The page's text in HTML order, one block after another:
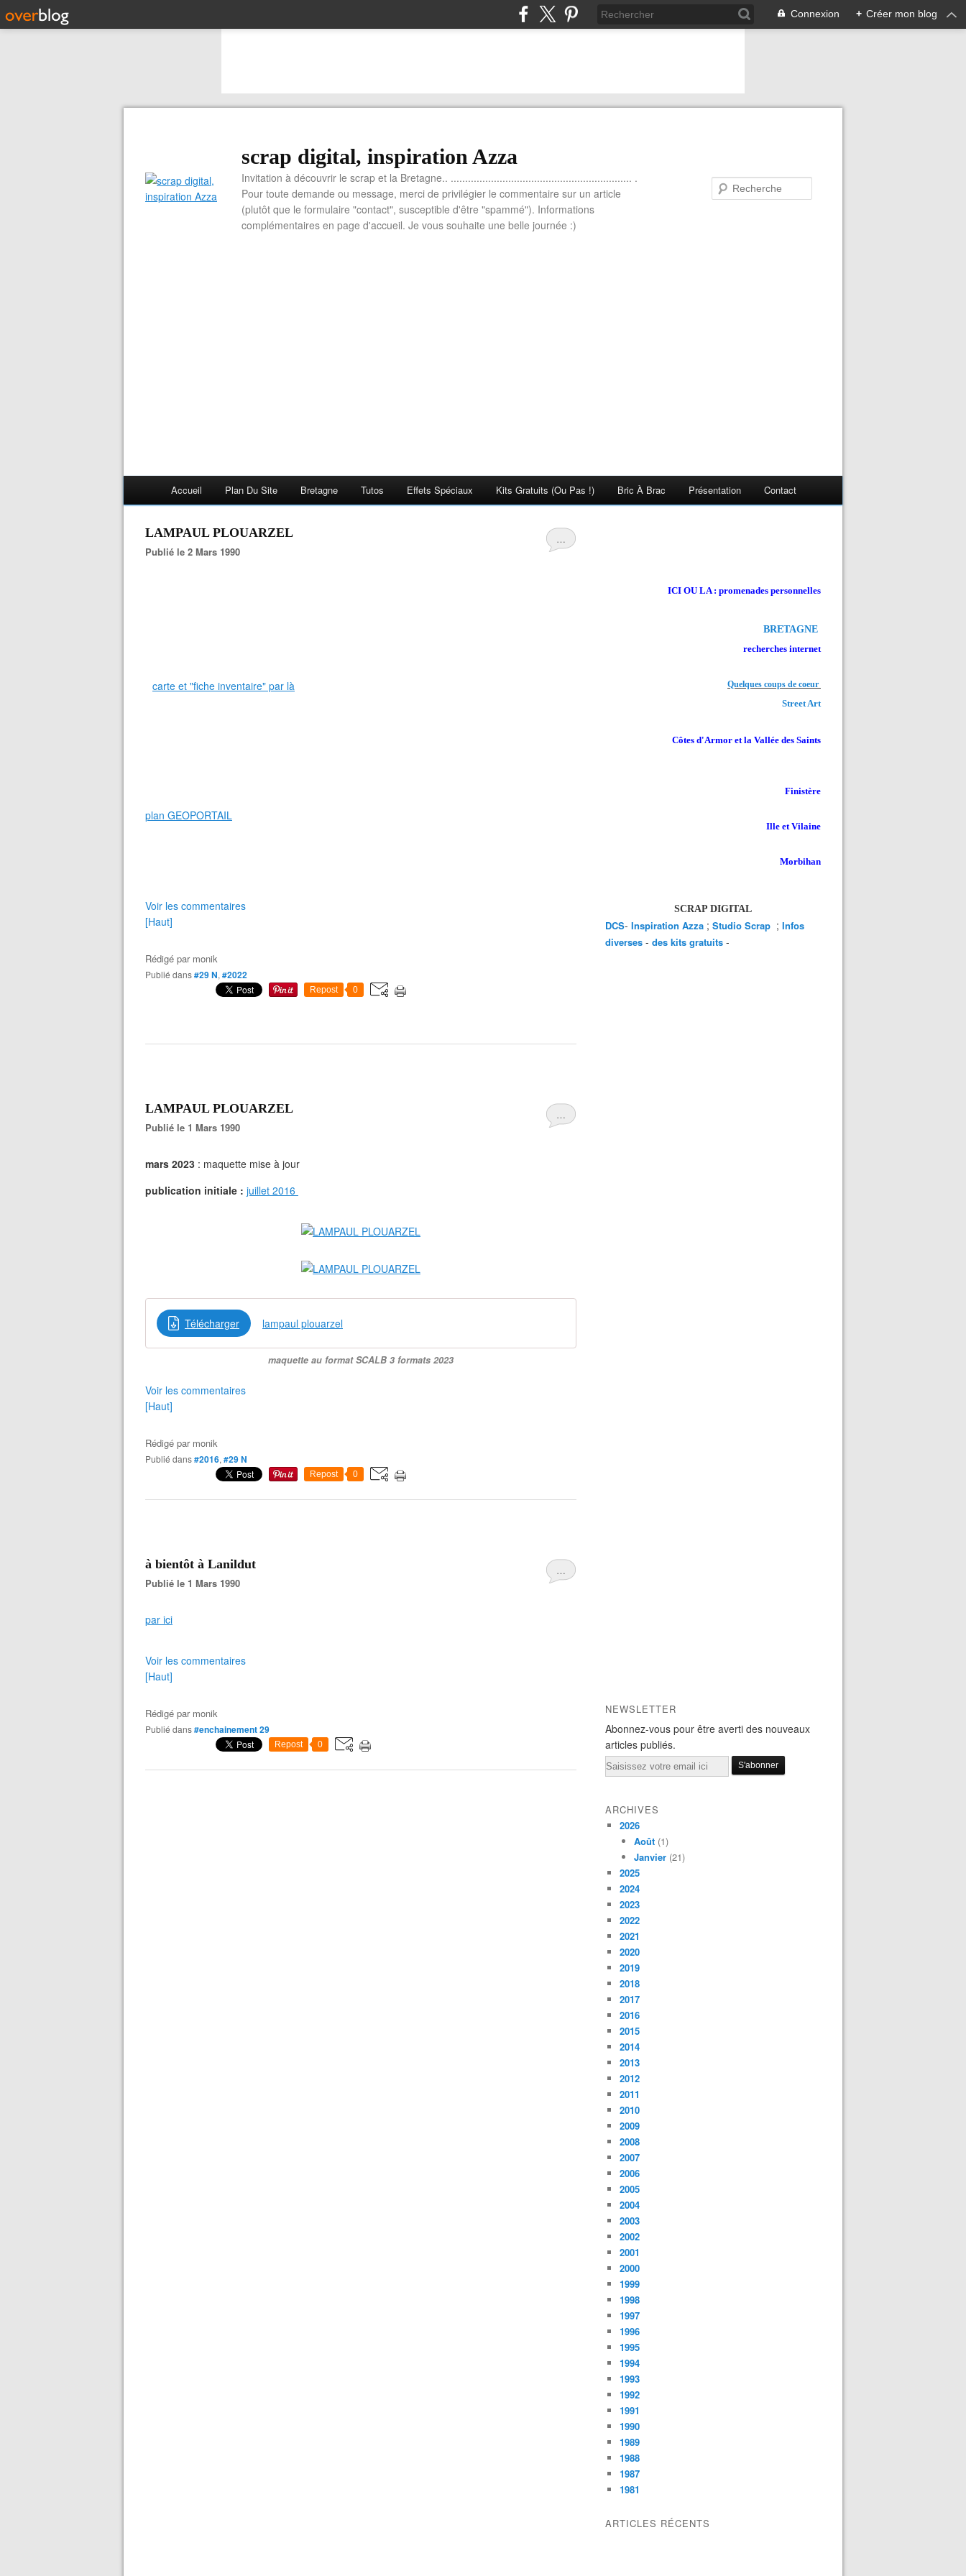
Connexion + Créer mon blog
scrap digital, inspiration Azza
Invitation à découvrir le scrap et la Bretagne.. ............................................................... .
Pour toute demande ou message, merci de privilégier le commentaire sur un article
(plutôt que le formulaire "contact", susceptible d'être "spammé"). Informations
complémentaires en page d'accueil. Je vous souhaite une belle journée :)
Accueil Plan Du Site Bretagne Tutos Effets Spéciaux Kits Gratuits (ou Pas !) Bric À Brac Présentation Contact
…
LAMPAUL PLOUARZEL
Publié le 2 Mars 1990
carte et "fiche inventaire" par là
plan GEOPORTAIL
Voir les commentaires
[Haut]
Rédigé par monik
Publié dans#29 N, #2022
Repost 0
…
LAMPAUL PLOUARZEL
Publié le 1 Mars 1990
mars 2023 : maquette mise à jour
publication initiale : juillet 2016
Télécharger lampaul plouarzel
maquette au format SCALB 3 formats 2023
Voir les commentaires
[Haut]
Rédigé par monik
Publié dans#2016, #29 N
Repost 0
…
à bientôt à Lanildut
Publié le 1 Mars 1990
par ici
Voir les commentaires
[Haut]
Rédigé par monik
Publié dans#enchainement 29
Repost 0
ICI OU LA : promenades personnelles
BRETAGNE
recherches internet
Quelques coups de coeur
Street Art
Côtes d'Armor et la Vallée des Saints
Finistère
Ille et Vilaine
Morbihan
SCRAP DIGITAL
DCS- Inspiration Azza ; Studio Scrap ; Infos
diverses - des kits gratuits -
NEWSLETTER
Abonnez-vous pour être averti des nouveaux
articles publiés.
Email
ARCHIVES
2026
Août (1)
Janvier (21)
2025
2024
2023
2022
2021
2020
2019
2018
2017
2016
2015
2014
2013
2012
2011
2010
2009
2008
2007
2006
2005
2004
2003
2002
2001
2000
1999
1998
1997
1996
1995
1994
1993
1992
1991
1990
1989
1988
1987
1981
ARTICLES RÉCENTS